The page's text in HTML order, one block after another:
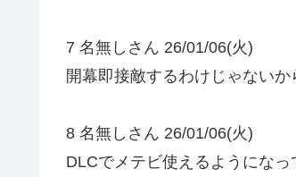
7 名無しさん 26/01/06(火)
開幕即接敵するわけじゃない
8 名無しさん 26/01/06(火)
DLCでメテビ使えるようにな